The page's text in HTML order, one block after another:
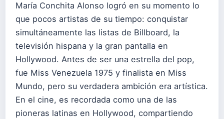
María Conchita Alonso logró en su momento lo
que pocos artistas de su tiempo: conquistar
simultáneamente las listas de Billboard, la
televisión hispana y la gran pantalla en
Hollywood. Antes de ser una estrella del pop,
fue Miss Venezuela 1975 y finalista en Miss
Mundo, pero su verdadera ambición era artística.
En el cine, es recordada como una de las
pioneras latinas en Hollywood, compartiendo